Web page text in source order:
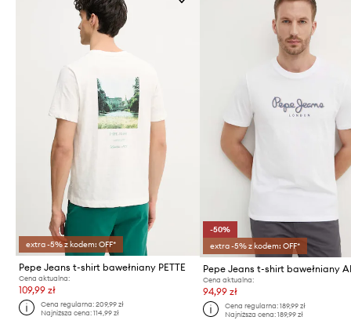
extra -5% z kodem: OFF*
Pepe Jeans t-shirt bawełniany PETTE
Cena aktualna:
109,99 zł
Cena regularna:209,99 zł
Najniższa cena:114,99 zł
-50%
extra -5% z kodem: OFF*
Pepe Jeans t-shirt bawełniany
Cena aktualna:
94,99 zł
Cena regularna: 189,99 zł
Najniższa cena: 189,99 zł